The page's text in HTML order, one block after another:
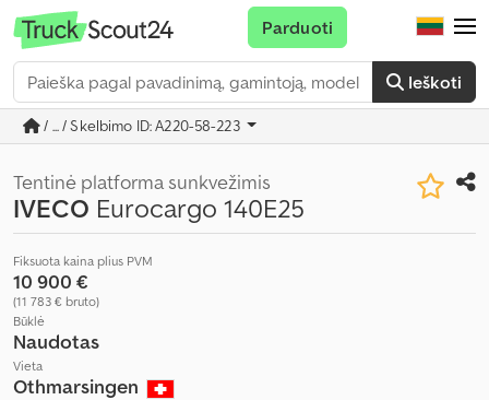
Ieškoti
Parduoti
/ ... / Skelbimo ID: A220-58-223
Tentinė platforma sunkvežimis
IVECO Eurocargo 140E25
Fiksuota kaina plius PVM
10 900 €
(11 783 € bruto)
Būklė
Naudotas
Vieta
Othmarsingen